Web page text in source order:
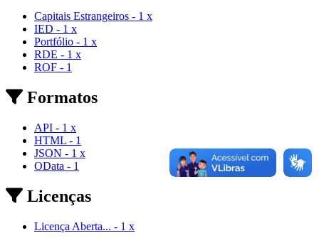
Capitais Estrangeiros - 1 x
IED - 1 x
Portfólio - 1 x
RDE - 1 x
ROF - 1
Formatos
API - 1 x
HTML - 1
JSON - 1 x
OData - 1
Licenças
Licença Aberta... - 1 x